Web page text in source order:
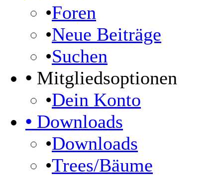
•Foren
•Neue Beiträge
•Suchen
• Mitgliedsoptionen
•Dein Konto
• Downloads
•Downloads
•Trees/Bäume